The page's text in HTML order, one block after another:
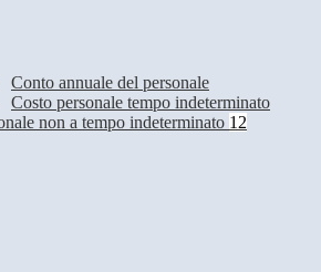
Conto annuale del personale
Costo personale tempo indeterminato
non a tempo indeterminato 12